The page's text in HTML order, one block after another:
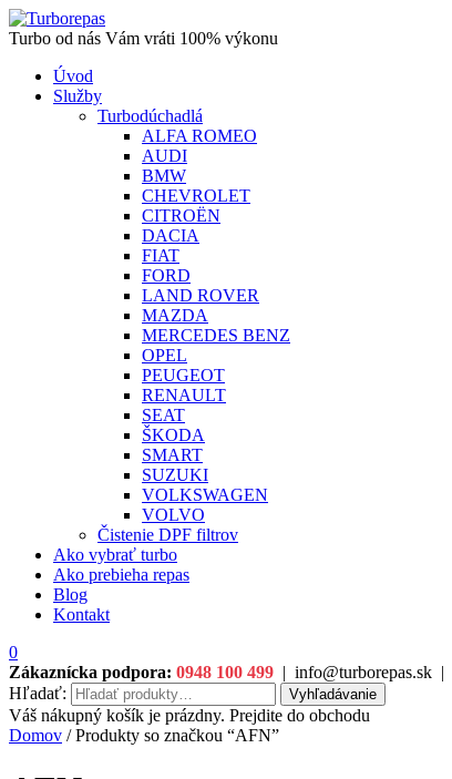
Turbo od nás Vám vráti 100% výkonu
Úvod
Služby
Turbodúchadlá
ALFA ROMEO
AUDI
BMW
CHEVROLET
CITROËN
DACIA
FIAT
FORD
LAND ROVER
MAZDA
MERCEDES BENZ
OPEL
PEUGEOT
RENAULT
SEAT
ŠKODA
SMART
SUZUKI
VOLKSWAGEN
VOLVO
Čistenie DPF filtrov
Ako vybrať turbo
Ako prebieha repas
Blog
Kontakt
0
Zákaznícka podpora: 0948 100 499 | info@turborepas.sk |
Hľadať:
Vyhľadávanie
Váš nákupný košík je prázdny. Prejdite do obchodu
Domov / Produkty so značkou “AFN”